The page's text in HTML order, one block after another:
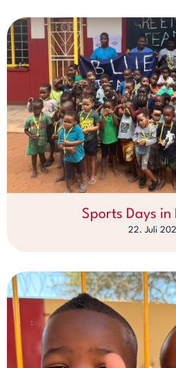
Sports Days
22. Juli